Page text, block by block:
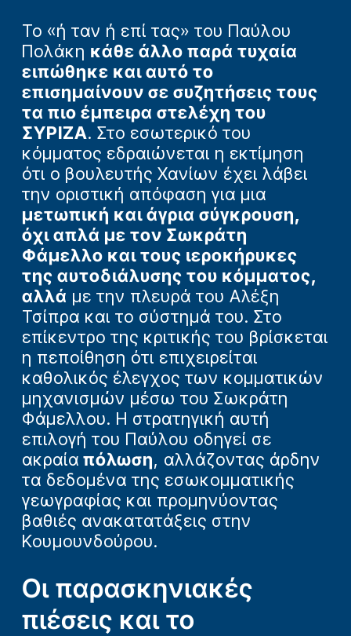
Το «ή ταν ή επί τας» του Παύλου
Πολάκη κάθε άλλο παρά τυχαία
ειπώθηκε και αυτό το
επισημαίνουν σε συζητήσεις τους
τα πιο έμπειρα στελέχη του
ΣΥΡΙΖΑ. Στο εσωτερικό του
κόμματος εδραιώνεται η εκτίμηση
ότι ο βουλευτής Χανίων έχει λάβει
την οριστική απόφαση για μια
μετωπική και άγρια σύγκρουση,
όχι απλά με τον Σωκράτη
Φάμελλο και τους ιεροκήρυκες
της αυτοδιάλυσης του κόμματος,
αλλά με την πλευρά του Αλέξη
Τσίπρα και το σύστημά του. Στο
επίκεντρο της κριτικής του βρίσκεται
η πεποίθηση ότι επιχειρείται
καθολικός έλεγχος των κομματικών
μηχανισμών μέσω του Σωκράτη
Φάμελλου. Η στρατηγική αυτή
επιλογή του Παύλου οδηγεί σε
ακραία πόλωση, αλλάζοντας άρδην
τα δεδομένα της εσωκομματικής
γεωγραφίας και προμηνύοντας
βαθιές ανακατατάξεις στην
Κουμουνδούρου.
Οι παρασκηνιακές
πιέσεις και το